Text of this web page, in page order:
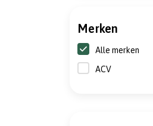
Merken
Alle merken
ACV